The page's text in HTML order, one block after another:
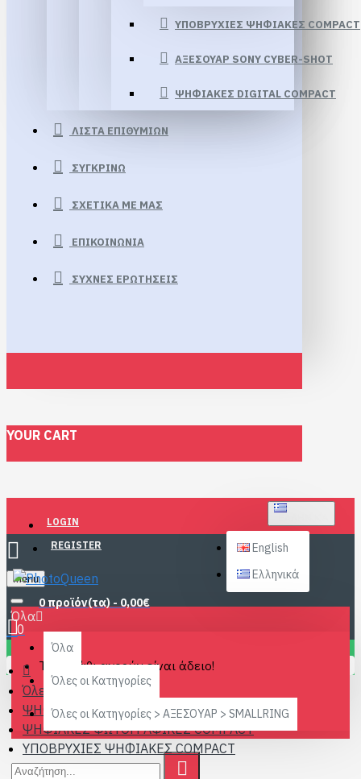
ΥΠΟΒΡΥΧΙΕΣ ΨΗΦΙΑΚΕΣ COMPACT
ΑΞΕΣΟΥΑΡ SONY CYBER-SHOT
ΨΗΦΙΑΚΕΣ DIGITAL COMPACT
ΛΊΣΤΑ ΕΠΙΘΥΜΙΏΝ
ΣΥΓΚΡΊΝΩ
ΣΧΕΤΙΚΆ ΜΕ ΜΑΣ
ΕΠΙΚΟΙΝΩΝΊΑ
ΣΥΧΝΈΣ ΕΡΩΤΉΣΕΙΣ
YOUR CART
LOGIN
REGISTER
English
Ελληνικά
Menu
0 προϊόν(τα) - 0,00€
0
Το καλάθι αγορών είναι άδειο!
Όλα
Όλα
Όλες οι Κατηγορίες
Όλες οι Κατηγορίες > ΑΞΕΣΟΥΑΡ > SMALLRING
Όλες οι Κατηγορίες
ΨΗΦΙΑΚΕΣ ΦΩΤΟΓΡΑΦΙΚΕΣ
ΨΗΦΙΑΚΕΣ ΦΩΤΟΓΡΑΦΙΚΕΣ COMPACT
ΥΠΟΒΡΥΧΙΕΣ ΨΗΦΙΑΚΕΣ COMPACT